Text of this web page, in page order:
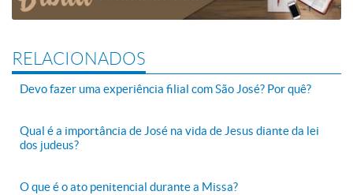
RELACIONADOS
Devo fazer uma experiência filial com São José? Por quê?
Qual é a importância de José na vida de Jesus diante da lei
dos judeus?
O que é o ato penitencial durante a Missa?